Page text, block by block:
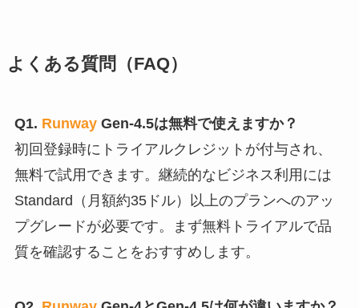
よくある質問（FAQ）
Q1. RunwayGen-4.5は無料で使えますか？
初回登録時にトライアルクレジットが付与され、
無料で試用できます。継続的なビジネス利用には
Standard（月額約35ドル）以上のプランへのアッ
プグレードが必要です。まず無料トライアルで品
質を確認することをおすすめします。